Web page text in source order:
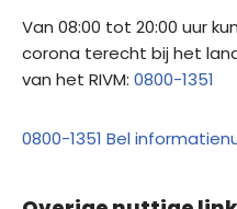
Van 08:00 tot 20:00 uur
corona terecht bij het
van het RIVM: 0800-1351
0800-1351 Bel